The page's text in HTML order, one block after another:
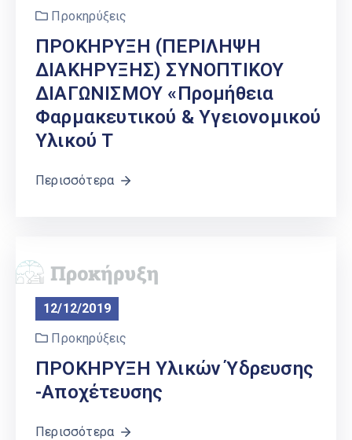
Προκηρύξεις
ΠΡΟΚΗΡΥΞΗ (ΠΕΡΙΛΗΨΗ
ΔΙΑΚΗΡΥΞΗΣ) ΣΥΝΟΠΤΙΚΟΥ
ΔΙΑΓΩΝΙΣΜΟΥ «Προμήθεια
Φαρμακευτικού & Υγειονομικού
Υλικού Τ
Περισσότερα
12/12/2019
Προκηρύξεις
ΠΡΟΚΗΡΥΞΗ Υλικών Ύδρευσης
-Αποχέτευσης
Περισσότερα